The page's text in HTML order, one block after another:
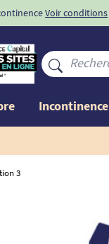
Voir conditions
Incontinence
3